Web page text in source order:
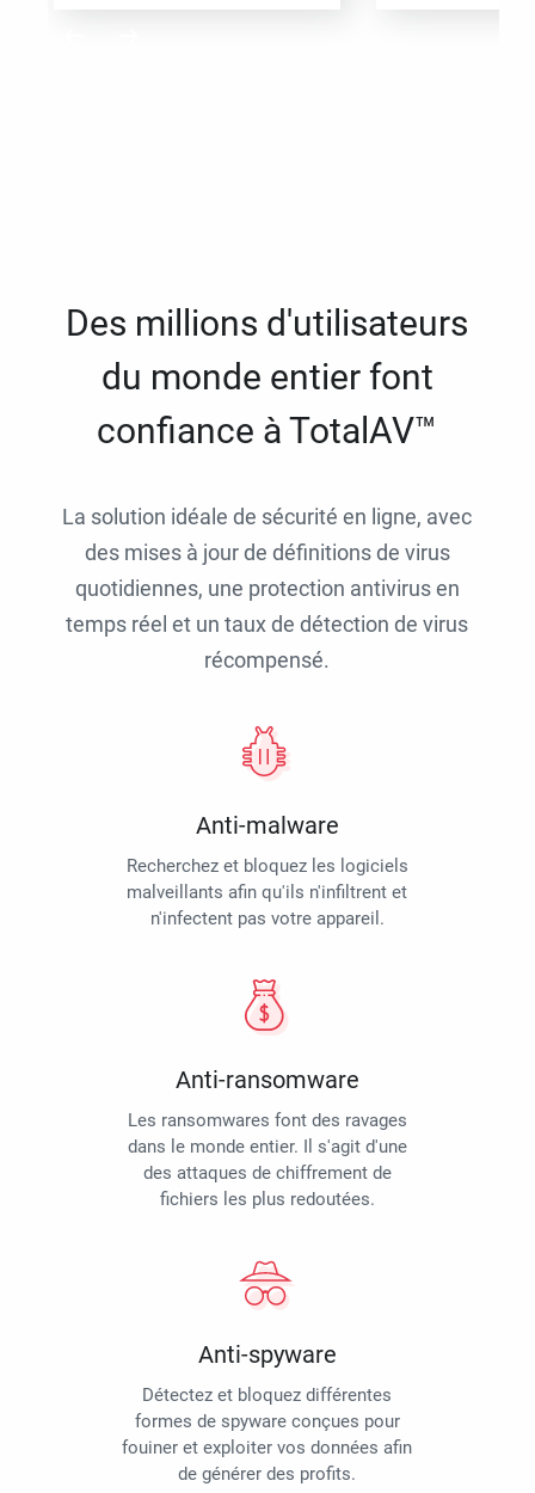
Des millions d'utilisateurs
du monde entier font
confiance à TotalAV™
La solution idéale de sécurité en ligne, avec
des mises à jour de définitions de virus
quotidiennes, une protection antivirus en
temps réel et un taux de détection de virus
récompensé.
Anti-malware
Recherchez et bloquez les logiciels
malveillants afin qu'ils n'infiltrent et
n'infectent pas votre appareil.
Anti-ransomware
Les ransomwares font des ravages
dans le monde entier. Il s'agit d'une
des attaques de chiffrement de
fichiers les plus redoutées.
Anti-spyware
Détectez et bloquez différentes
formes de spyware conçues pour
fouiner et exploiter vos données afin
de générer des profits.